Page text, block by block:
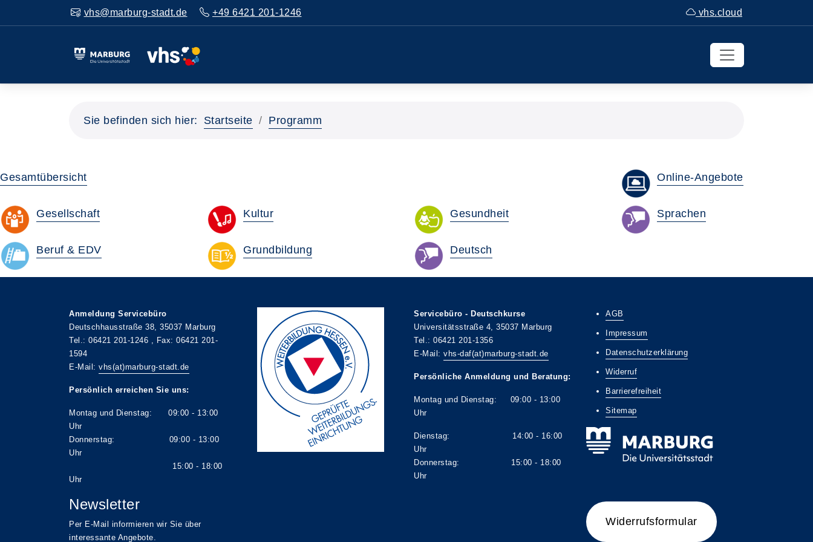
vhs@marburg-stadt.de +49 6421 201-1246 vhs.cloud
Sie befinden sich hier: Startseite Programm
Gesamtübersicht Online-Angebote
Gesellschaft Kultur Gesundheit Sprachen
Beruf & EDV Grundbildung Deutsch
Anmeldung Servicebüro
Deutschhausstraße 38, 35037 Marburg
Tel.: 06421 201-1246 , Fax: 06421 201-
1594
E-Mail: vhs(at)marburg-stadt.de
Persönlich erreichen Sie uns:
Montag und Dienstag: 09:00 - 13:00
Uhr
Donnerstag: 09:00 - 13:00
Uhr
15:00 - 18:00
Uhr
Newsletter
Per E-Mail informieren wir Sie über
interessante Angebote.
Servicebüro - Deutschkurse
Universitätsstraße 4, 35037 Marburg
Tel.: 06421 201-1356
E-Mail: vhs-daf(at)marburg-stadt.de
Persönliche Anmeldung und Beratung:
Montag und Dienstag: 09:00 - 13:00
Uhr
Dienstag: 14:00 - 16:00
Uhr
Donnerstag: 15:00 - 18:00
Uhr
AGB
Impressum
Datenschutzerklärung
Widerruf
Barrierefreiheit
Sitemap
Widerrufsformular